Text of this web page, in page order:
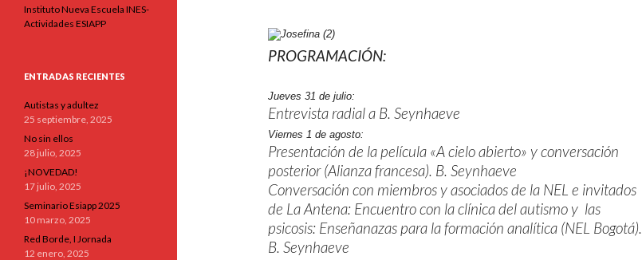
PROGRAMACIÓN:
Jueves 31 de julio:
Entrevista radial a B. Seynhaeve
Viernes 1 de agosto:
Presentación de la película «A cielo abierto» y conversación
posterior (Alianza francesa). B. Seynhaeve
Conversación con miembros y asociados de la NEL e invitados
de La Antena: Encuentro con la clínica del autismo y las
psicosis: Enseñanazas para la formación analítica (NEL Bogotá).
B. Seynhaeve
Instituto Nueva Escuela INES-
Actividades ESIAPP
ENTRADAS RECIENTES
Autistas y adultez
25 septiembre, 2025
No sin ellos
28 julio, 2025
¡NOVEDAD!
17 julio, 2025
Seminario Esiapp 2025
10 marzo, 2025
Red Borde, I Jornada
12 enero, 2025